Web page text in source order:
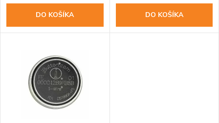
o
d
DO KOŠÍKA DO KOŠÍKA